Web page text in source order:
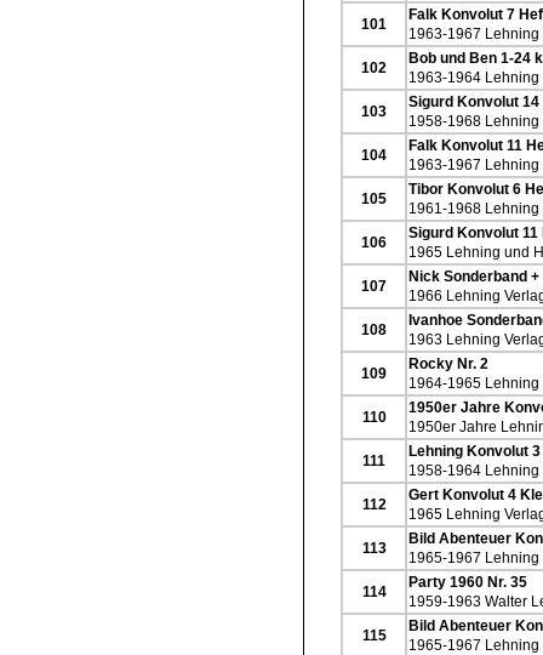
101
Falk Konvolut 7
1963-1967 Lehning
102
Bob und Ben 1-24
1963-1964 Lehning
103
Sigurd Konvolut 14
1958-1968 Lehning
104
Falk Konvolut 11
1963-1967 Lehning
105
Tibor Konvolut 6
1961-1968 Lehning
106
Sigurd Konvolut
1965 Lehning und
107
Nick Sonderband
1966 Lehning
108
Ivanhoe
1963 Lehning
109
Rocky Nr. 2
1964-1965 Lehning
110
1950er Jahre
1950er Jahre
111
Lehning Konvolut
1958-1964 Lehning
112
Gert Konvolut 4
1965 Lehning
113
Bild Abenteuer
1965-1967 Lehning
114
Party 1960 Nr. 35
1959-1963 Walter
115
Bild Abenteuer
1965-1967 Lehning